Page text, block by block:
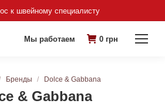
к швейному специалисту
Мы работаем 0 грн
& Gabbana
Бренды Dolce & Gabbana